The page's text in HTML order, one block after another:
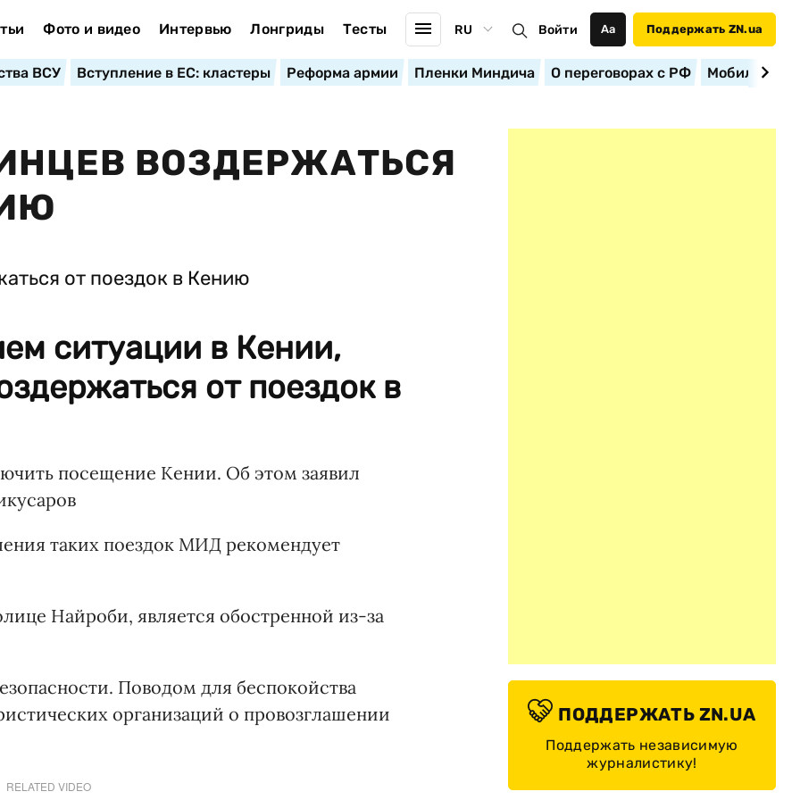
Фото и видео Интервью Лонгриды Тесты RU Войти Аа Поддержать ZN.ua
ВСУ Вступление в ЕС: кластеры Реформа армии Пленки Миндича О переговорах с РФ
ВОЗДЕРЖАТЬСЯ
ситуации в Кении,
от поездок в
посещение Кении. Об этом заявил
таких поездок МИД рекомендует
Найроби, является обостренной из-за
Поводом для беспокойства
организаций о провозглашении
RELATED VIDEO
ПОДДЕРЖАТЬ ZN.UA
Поддержать независимую
журналистику!